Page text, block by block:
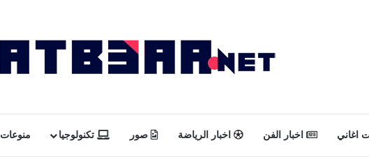
اغاني اخبار الفن اخبار الرياضة صور تكنولوجيا منوعات